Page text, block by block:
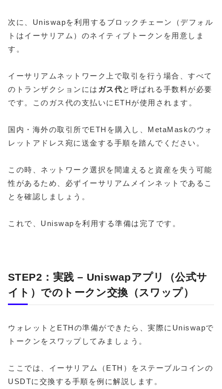
次に、Uniswapを利用するブロックチェーン（デフォル
トはイーサリアム）のネイティブトークンを用意しま
す。
イーサリアムネットワーク上で取引を行う場合、すべて
のトランザクションには ガス代と呼ばれる手数料が必要
です。このガス代の支払いにETHが使用されます。
国内・海外の取引所でETHを購入し、MetaMaskのウォ
レットアドレス宛に送金する手順を踏んでください。
この時、ネットワーク選択を間違えると資産を失う可能
性があるため、必ずイーサリアムメインネットであるこ
とを確認しましょう。
これで、Uniswapを利用する準備は完了です。
STEP2：実践 – Uniswapアプリ（公式サ
イト）でのトークン交換（スワップ）
ウォレットとETHの準備ができたら、実際にUniswapで
トークンをスワップしてみましょう。
ここでは、イーサリアム（ETH）をステーブルコインの
USDTに交換する手順を例に解説します。